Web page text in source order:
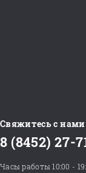
Свяжитесь с нами
8 (8452) 27-
Часы работы 10:00 -